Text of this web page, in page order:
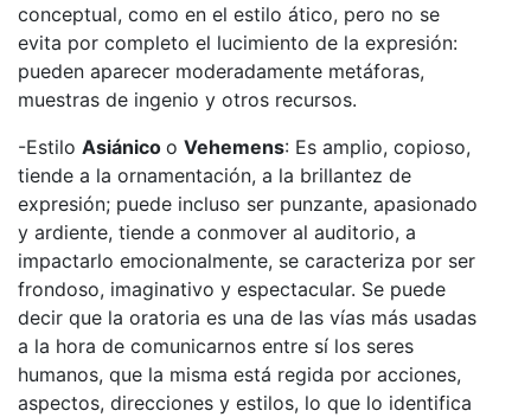
conceptual, como en el estilo ático, pero no se
evita por completo el lucimiento de la expresión:
pueden aparecer moderadamente metáforas,
muestras de ingenio y otros recursos.
-Estilo Asiánico o Vehemens: Es amplio, copioso,
tiende a la ornamentación, a la brillantez de
expresión; puede incluso ser punzante, apasionado
y ardiente, tiende a conmover al auditorio, a
impactarlo emocionalmente, se caracteriza por ser
frondoso, imaginativo y espectacular. Se puede
decir que la oratoria es una de las vías más usadas
a la hora de comunicarnos entre sí los seres
humanos, que la misma está regida por acciones,
aspectos, direcciones y estilos, lo que lo identifica